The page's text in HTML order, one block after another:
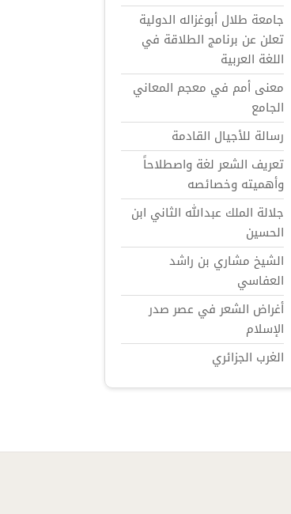
جامعة طلال أبوغزاله الدولية
تعلن عن برنامج الطلاقة في
اللغة العربية
معنى أمم في معجم المعاني
الجامع
رسالة للأجيال القادمة
تعريف الشعر لغة واصطلاحاً
وأهميته وخصائصه
جلالة الملك عبدالله الثاني ابن
الحسين
الشيخ مشاري بن راشد
العفاسي
أغراض الشعر في عصر صدر
الإسلام
الغرب الجزائري